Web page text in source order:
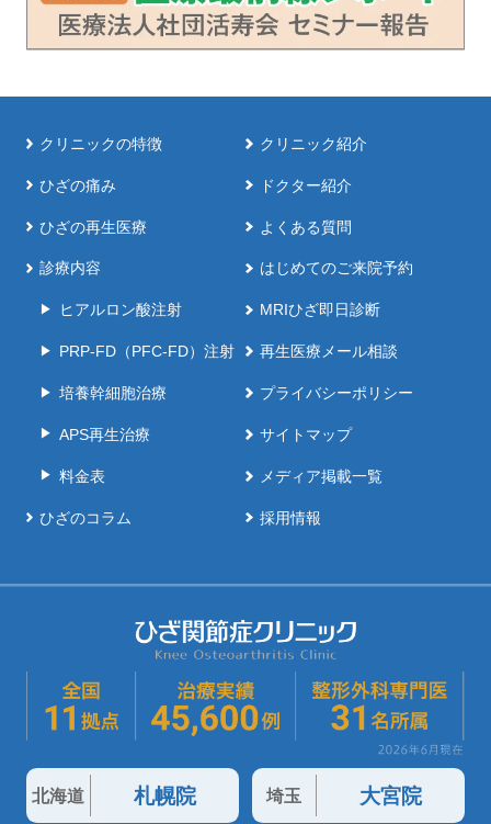
クリニックの特徴
ひざの痛み
ひざの再生医療
診療内容
ヒアルロン酸注射
PRP-FD（PFC-FD）注射
培養幹細胞治療
APS再生治療
料金表
ひざのコラム
クリニック紹介
ドクター紹介
よくある質問
はじめてのご来院予約
MRIひざ即日診断
再生医療メール相談
プライバシーポリシー
サイトマップ
メディア掲載一覧
採用情報
北海道 札幌院 埼玉 大宮院